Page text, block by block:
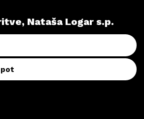
Nataša Logar s.p.
pot